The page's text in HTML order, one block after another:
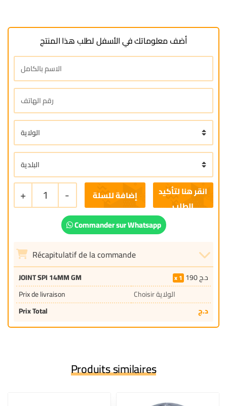
أضف معلوماتك في الأسفل لطلب هذا المنتج
+ 1 - إضافة للسلة
Commander sur Whatsapp
Récapitulatif de la commande
JOINT SPI 14MM GM 1 190د.ج
Prix de livraison
Choisir الولاية
Prix Total
د.ج
Produits similaires